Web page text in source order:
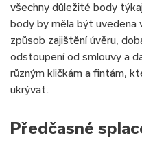
všechny důležité body
body by měla být uvedena
způsob zajištění úvěru,
odstoupení od smlouvy a
různým kličkám a fintám,
ukrývat.
Předčasné